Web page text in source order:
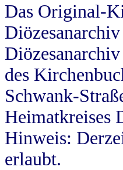
Das Original-
des
Schwank-
Heimatkreises
Hinweis:
erlaubt.